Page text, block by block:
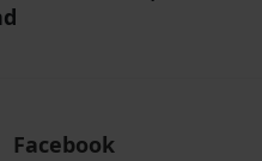
Facebook